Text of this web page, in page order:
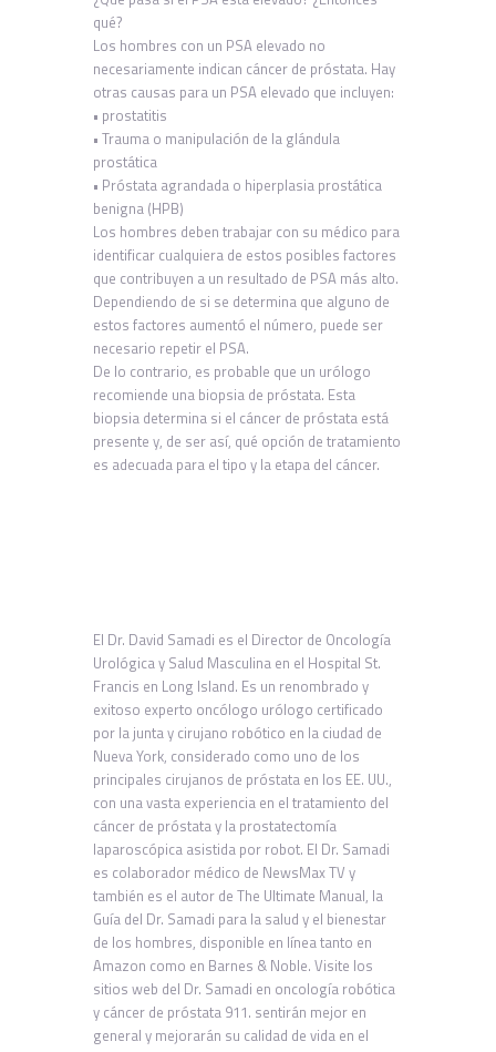
qué?
Los hombres con un PSA elevado no
necesariamente indican cáncer de próstata. Hay
otras causas para un PSA elevado que incluyen:
• prostatitis
• Trauma o manipulación de la glándula
prostática
• Próstata agrandada o hiperplasia prostática
benigna (HPB)
Los hombres deben trabajar con su médico para
identificar cualquiera de estos posibles factores
que contribuyen a un resultado de PSA más alto.
Dependiendo de si se determina que alguno de
estos factores aumentó el número, puede ser
necesario repetir el PSA.
De lo contrario, es probable que un urólogo
recomiende una biopsia de próstata. Esta
biopsia determina si el cáncer de próstata está
presente y, de ser así, qué opción de tratamiento
es adecuada para el tipo y la etapa del cáncer.
El Dr. David Samadi es el Director de Oncología
Urológica y Salud Masculina en el Hospital St.
Francis en Long Island. Es un renombrado y
exitoso experto oncólogo urólogo certificado
por la junta y cirujano robótico en la ciudad de
Nueva York, considerado como uno de los
principales cirujanos de próstata en los EE. UU.,
con una vasta experiencia en el tratamiento del
cáncer de próstata y la prostatectomía
laparoscópica asistida por robot. El Dr. Samadi
es colaborador médico de NewsMax TV y
también es el autor de The Ultimate Manual, la
Guía del Dr. Samadi para la salud y el bienestar
de los hombres, disponible en línea tanto en
Amazon como en Barnes & Noble. Visite los
sitios web del Dr. Samadi en oncología robótica
y cáncer de próstata 911. sentirán mejor en
general y mejorarán su calidad de vida en el